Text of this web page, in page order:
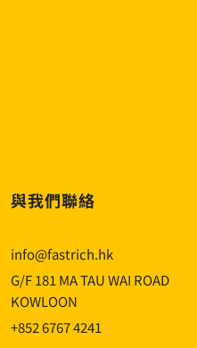
與我們聯絡
info@fastrich.hk
G/F 181 MA TAU WAI ROAD
KOWLOON
+852 6767 4241